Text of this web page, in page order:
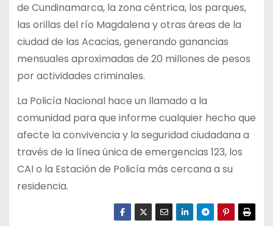
de Cundinamarca, la zona céntrica, los parques,
las orillas del río Magdalena y otras áreas de la
ciudad de las Acacias, generando ganancias
mensuales aproximadas de 20 millones de pesos
por actividades criminales.
La Policía Nacional hace un llamado a la
comunidad para que informe cualquier hecho que
afecte la convivencia y la seguridad ciudadana a
través de la línea única de emergencias 123, los
CAI o la Estación de Policía más cercana a su
residencia.